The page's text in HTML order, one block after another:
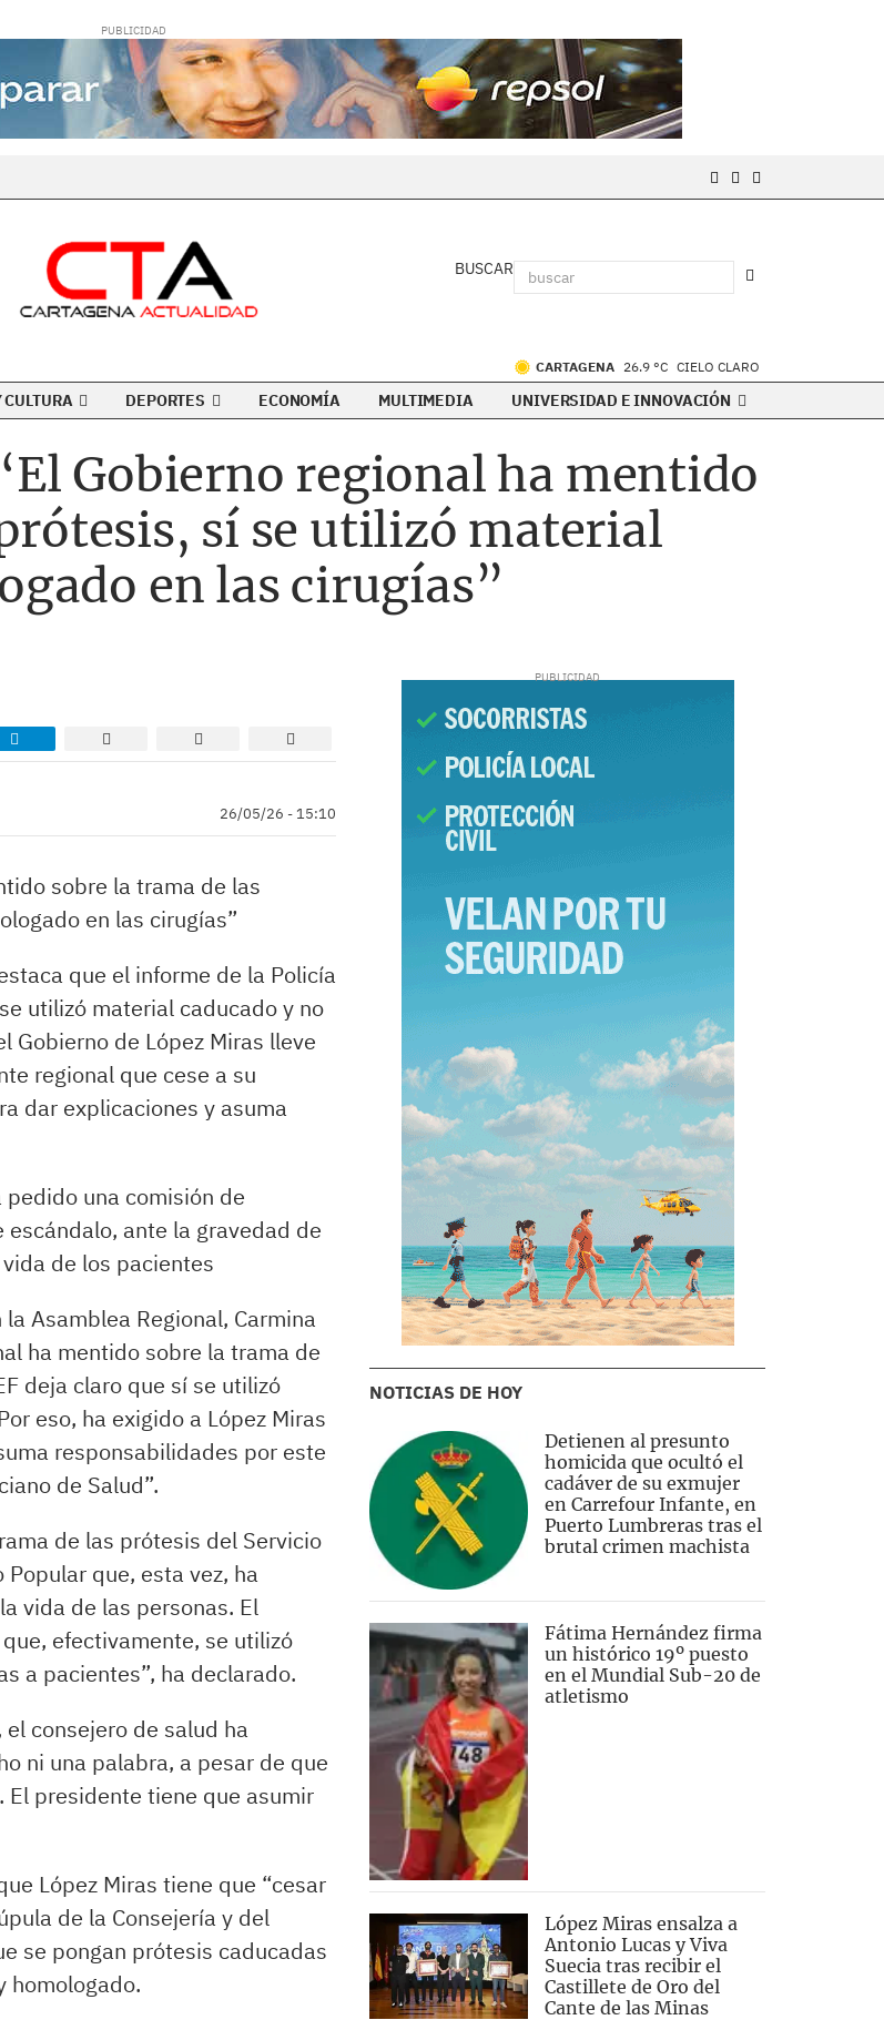
BUSCAR
CARTAGENA 26.9 °C CIELO CLARO
DEPORTES ECONOMÍA MULTIMEDIA UNIVERSIDAD E INNOVACIÓN
Gobierno regional ha mentido
sí se utilizó material
en las cirugías”
26/05/26 - 15:10
sobre la trama de las
en las cirugías”
que el informe de la Policía
utilizó material caducado y no
Gobierno de López Miras lleve
regional que cese a su
dar explicaciones y asuma
una comisión de
ante la gravedad de
de los pacientes
Asamblea Regional, Carmina
ha mentido sobre la trama de
deja claro que sí se utilizó
eso, ha exigido a López Miras
responsabilidades por este
de Salud”.
de las prótesis del Servicio
que, esta vez, ha
vida de las personas. El
efectivamente, se utilizó
a pacientes”, ha declarado.
consejero de salud ha
ni una palabra, a pesar de que
presidente tiene que asumir
López Miras tiene que “cesar
de la Consejería y del
se pongan prótesis caducadas
homologado.
NOTICIAS DE HOY
Detienen al presunto
homicida que ocultó el
cadáver de su exmujer
en Carrefour Infante, en
Puerto Lumbreras tras el
brutal crimen machista
Fátima Hernández firma
un histórico 19º puesto
en el Mundial Sub-20 de
atletismo
López Miras ensalza a
Antonio Lucas y Viva
Suecia tras recibir el
Castillete de Oro del
Cante de las Minas